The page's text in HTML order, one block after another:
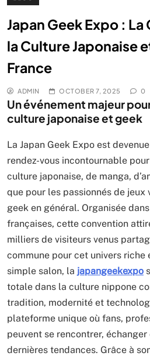
Japan Geek Expo :
la Culture Japonaise
France
ADMIN OCTOBER 7, 2025 0
Un événement majeur
culture japonaise et geek
La Japan Geek Expo est
rendez-vous incontournable
culture japonaise, de manga,
que pour les passionnés de
geek en général. Organisée
françaises, cette convention
milliers de visiteurs venus
commune pour cet univers riche
simple salon, la japangeekexpo
totale dans la culture nippone
tradition, modernité et
plateforme unique où fans,
peuvent se rencontrer,
dernières tendances. Grâce à